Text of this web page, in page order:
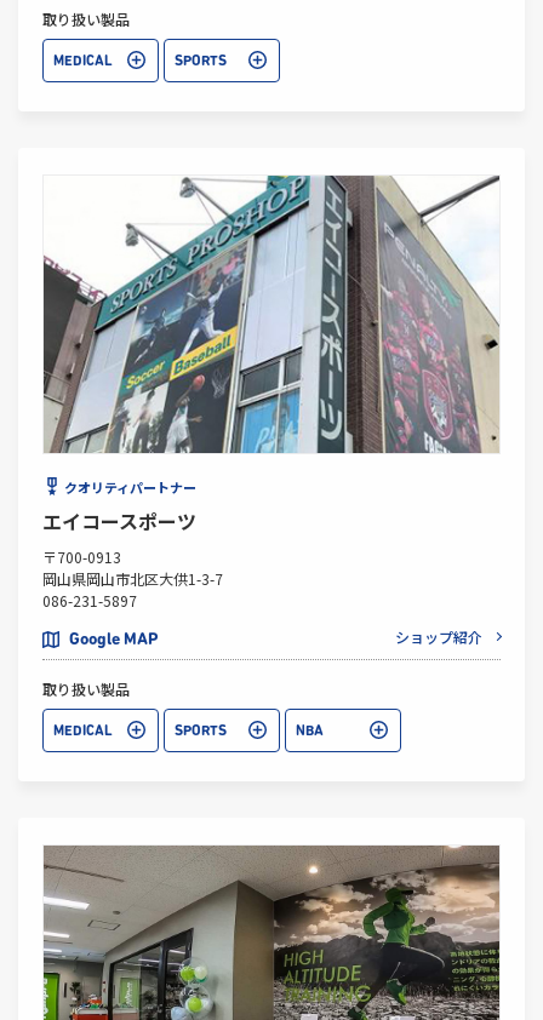
取り扱い製品
MEDICAL SPORTS
クオリティパートナー
エイコースポーツ
〒700-0913
岡山県岡山市北区大供1-3-7
086-231-5897
Google MAP ショップ紹介
取り扱い製品
MEDICAL SPORTS NBA